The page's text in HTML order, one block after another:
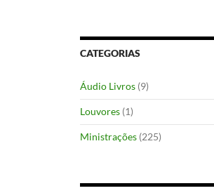
CATEGORIAS
Áudio Livros (9)
Louvores (1)
Ministrações (225)